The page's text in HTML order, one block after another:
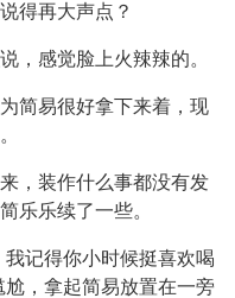
得再大声点？
，感觉脸上火辣辣的。
简易很好拿下来着，现
，装作什么事都没有发
乐乐续了一些。
记得你小时候挺喜欢喝
，拿起简易放置在一旁